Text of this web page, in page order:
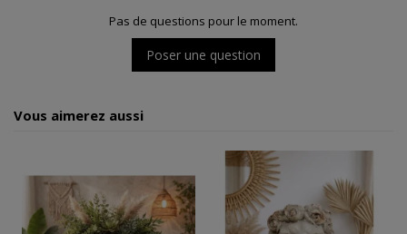
Pas de questions pour le moment.
Poser une question
Vous aimerez aussi